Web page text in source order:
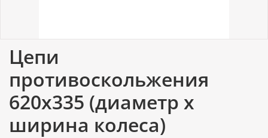
Цепи
противоскольжения
620x335 (диаметр x
ширина колеса)